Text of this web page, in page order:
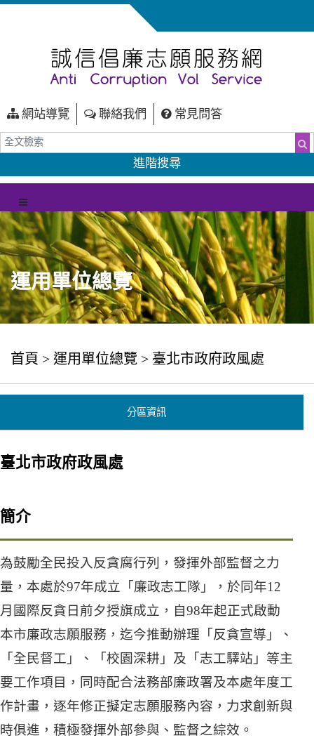
網站導覽 聯絡我們 常見問答
搜
進階搜尋
選單
運用單位總覽
首頁 > 運用單位總覽 > 臺北市政府政風處
分區資訊
臺北市政府政風處
簡介
為鼓勵全民投入反貪腐行列，發揮外部監督之力
量，本處於97年成立「廉政志工隊」，於同年12
月國際反貪日前夕授旗成立，自98年起正式啟動
本市廉政志願服務，迄今推動辦理「反貪宣導」、
「全民督工」、「校園深耕」及「志工驛站」等主
要工作項目，同時配合法務部廉政署及本處年度工
作計畫，逐年修正擬定志願服務內容，力求創新與
時俱進，積極發揮外部參與、監督之綜效。